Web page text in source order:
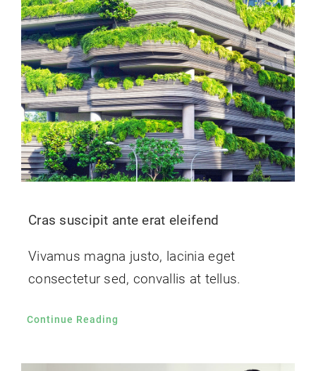
Cras suscipit ante erat eleifend
Vivamus magna justo, lacinia eget
consectetur sed, convallis at tellus.
Continue Reading